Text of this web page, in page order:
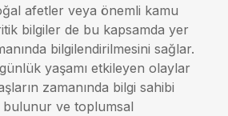
afetler veya önemli kamu
bilgiler de bu kapsamda yer
bilgilendirilmesini sağlar.
yaşamı etkileyen olaylar
zamanında bilgi sahibi
bulunur ve toplumsal